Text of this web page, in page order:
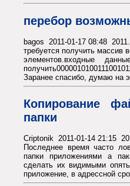
перебор
bagos 2011-01-17 08:48
требуется получить массив
элементов.входные
Заранее спасибо, думаю на
Копирование
папки
Criptonik 2011-01-14 21:15
Последнее время часто
папки приложениями а
сделать их видимыми
приложение, в адрессной